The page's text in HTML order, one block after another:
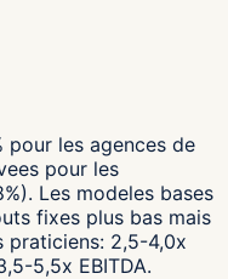
pour les agences de
pour les
Les modeles bases
fixes plus bas mais
praticiens: 2,5-4,0x
5,5x EBITDA.